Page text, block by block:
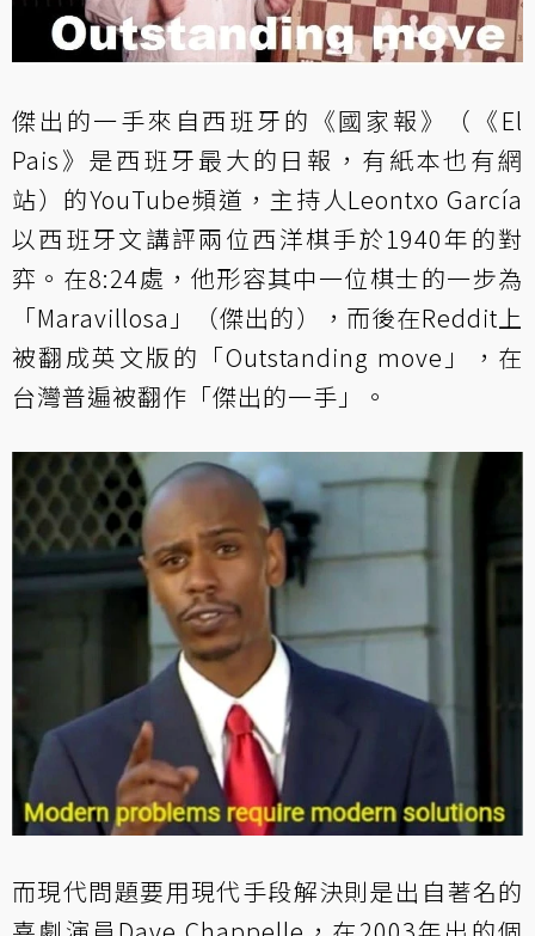
傑出的一手來自西班牙的《國家報》（《El
Pais》是西班牙最大的日報，有紙本也有網
站）的YouTube頻道，主持人Leontxo García
以西班牙文講評兩位西洋棋手於1940年的對
弈。在8:24處，他形容其中一位棋士的一步為
「Maravillosa」（傑出的），而後在Reddit上
被翻成英文版的「Outstanding move」，在
台灣普遍被翻作「傑出的一手」。
而現代問題要用現代手段解決則是出自著名的